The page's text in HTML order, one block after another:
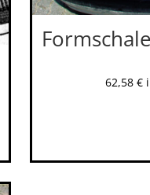
62,58 €